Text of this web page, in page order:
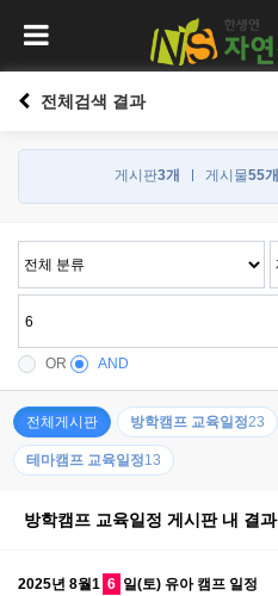
전체검색 결과
게시판3개 게시물55개
OR AND
전체게시판 방학캠프 교육일정23
테마캠프 교육일정13
방학캠프 교육일정 게시판 내 결과
2025년 8월1 6 일(토) 유아 캠프 일정